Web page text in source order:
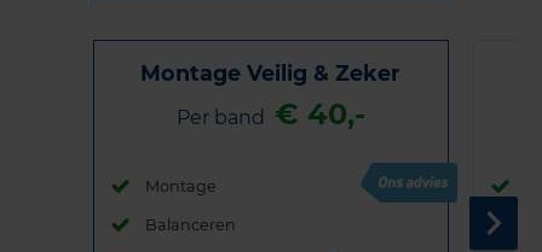
Montage Veilig & Zeker
Per band € 40,-
Montage
Balanceren